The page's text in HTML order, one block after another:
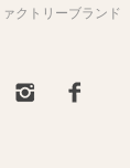
ァクトリーブランド